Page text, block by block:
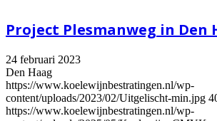
Project Plesmanweg in Den
24 februari 2023
Den Haag
https://www.koelewijnbestratingen.nl/wp-
content/uploads/2023/02/Uitgelischt-min.jpg
https://www.koelewijnbestratingen.nl/wp-